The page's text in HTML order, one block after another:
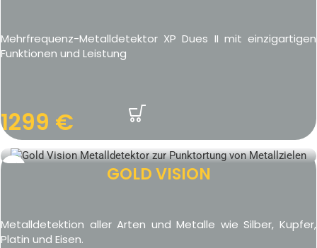
Mehrfrequenz-Metalldetektor XP Dues II mit einzigartigen
Funktionen und Leistung
1299 €
GOLD VISION
Metalldetektion aller Arten und Metalle wie Silber, Kupfer,
Platin und Eisen.